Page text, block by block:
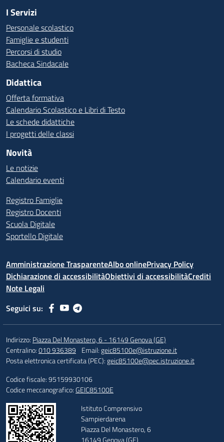
I Servizi
Personale scolastico
Famiglie e studenti
Percorsi di studio
Bacheca Sindacale
Didattica
Offerta formativa
Calendario Scolastico e Libri di Testo
Le schede didattiche
I progetti delle classi
Novità
Le notizie
Calendario eventi
Registro Famiglie
Registro Docenti
Scuola Digitale
Sportello Digitale
Amministrazione TrasparenteAlbo onlinePrivacy Policy
Dichiarazione di accessibilitàObiettivi di accessibilitàCrediti
Note Legali
Seguici su:
Indirizzo: Piazza Del Monastero, 6 - 16149 Genova (GE)
Centralino:010 936389 Email:geic85100e@istruzione.it
Posta elettronica certificata (PEC):geic85100e@pec.istruzione.it
Codice fiscale: 95159930106
Codice meccanografico:GEIC85100E
Istituto Comprensivo
Sampierdarena
Piazza Del Monastero, 6
16149 Genova (GE)